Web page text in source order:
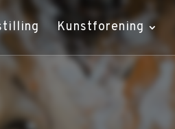
Kunstforening